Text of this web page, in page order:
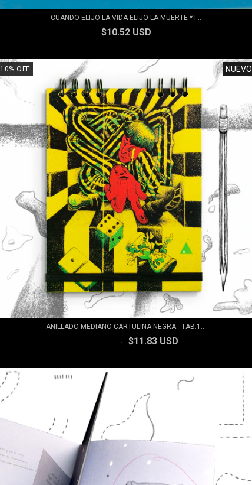
CUANDO ELIJO LA VIDA ELIJO LA MUERTE * I...
$10.52 USD
10% OFF NUEVO
ANILLADO MEDIANO CARTULINA NEGRA - TAB.1...
$13.15 USD $11.83 USD